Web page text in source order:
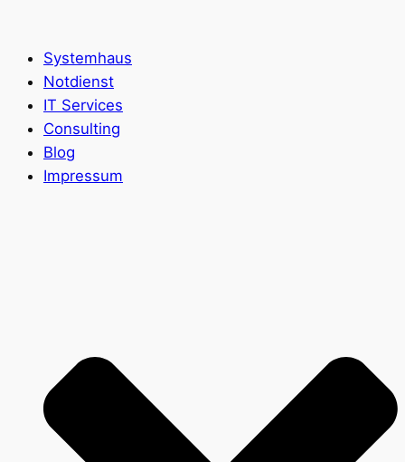
springenSystemhaus
Notdienst
IT Services
Consulting
Blog
Impressum